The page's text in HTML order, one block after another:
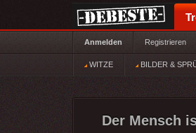
Anmelden Registrieren
WITZE BILDER &
Der Mensch